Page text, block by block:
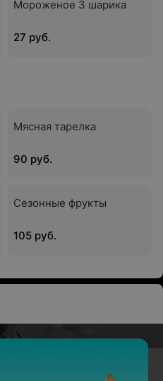
Мороженое 3 шарика
27 руб.
Мясная тарелка
90 руб.
Сезонные фрукты
105 руб.